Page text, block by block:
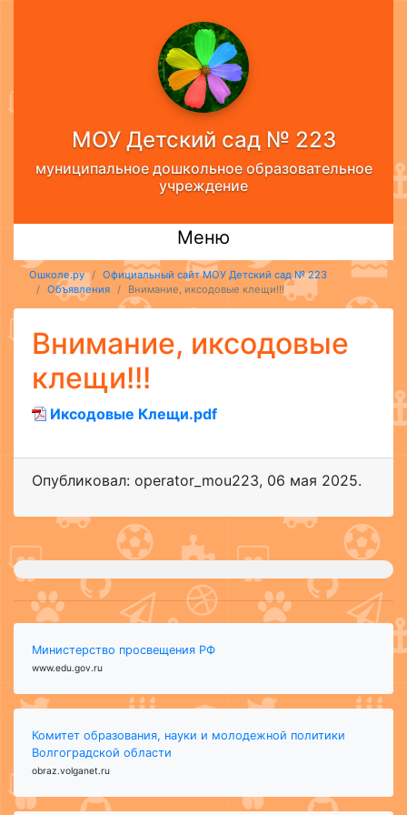
МОУ Детский сад № 223
муниципальное дошкольное образовательное
учреждение
Меню
Ошколе.ру
Официальный сайт МОУ Детский сад № 223
Объявления
Внимание, иксодовые клещи!!!
Внимание, иксодовые
клещи!!!
Иксодовые Клещи.pdf
Опубликовал: operator_mou223, 06 мая 2025.
Министерство просвещения РФ
www.edu.gov.ru
Комитет образования, науки и молодежной политики
Волгоградской области
obraz.volganet.ru